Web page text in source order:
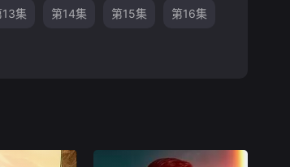
13集 第14集 第15集 第16集